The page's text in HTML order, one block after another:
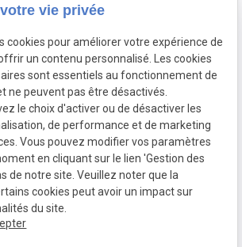
Droit de la sécurité sociale
Honoraires
Actualités
Contact
Mentions
légales
Politique de
confidentialité
Gestion des
cookies
vie privée
cookies pour améliorer votre expérience de
un contenu personnalisé. Les cookies
sont essentiels au fonctionnement de
ne peuvent pas être désactivés.
le choix d'activer ou de désactiver les
de performance et de marketing
Vous pouvez modifier vos paramètres
en cliquant sur le lien 'Gestion des
de notre site. Veuillez noter que la
cookies peut avoir un impact sur
du site.